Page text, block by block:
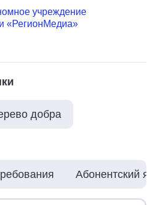
учреждение
«РегионМедиа»
добра
Абонентский